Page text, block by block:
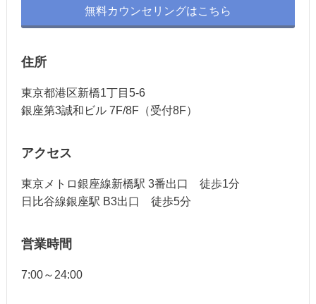
無料カウンセリングはこちら
住所
東京都港区新橋1丁目5-6
銀座第3誠和ビル 7F/8F（受付8F）
アクセス
東京メトロ銀座線新橋駅 3番出口 徒歩1分
日比谷線銀座駅 B3出口 徒歩5分
営業時間
7:00～24:00